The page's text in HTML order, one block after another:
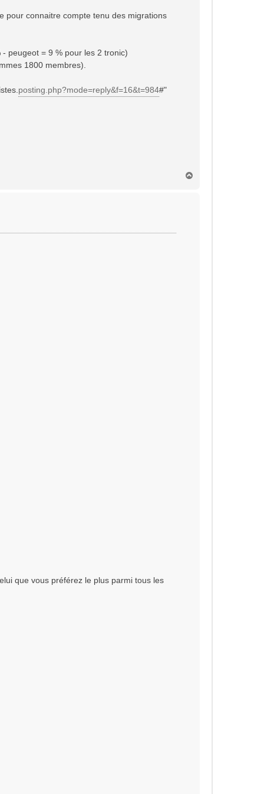
pour connaitre compte tenu des migrations
peugeot = 9 % pour les 2 tronic)
1800 membres).
posting.php?mode=reply&f=16&t=984#"
que vous préférez le plus parmi tous les